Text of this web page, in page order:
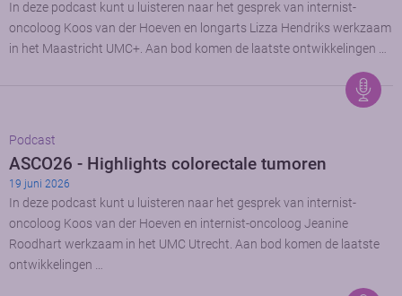
In deze podcast kunt u luisteren naar het gesprek van internist-
oncoloog Koos van der Hoeven en longarts Lizza Hendriks werkzaam
in het Maastricht UMC+. Aan bod komen de laatste ontwikkelingen …
Podcast
ASCO26 - Highlights colorectale tumoren
19 juni 2026
In deze podcast kunt u luisteren naar het gesprek van internist-
oncoloog Koos van der Hoeven en internist-oncoloog Jeanine
Roodhart werkzaam in het UMC Utrecht. Aan bod komen de laatste
ontwikkelingen …